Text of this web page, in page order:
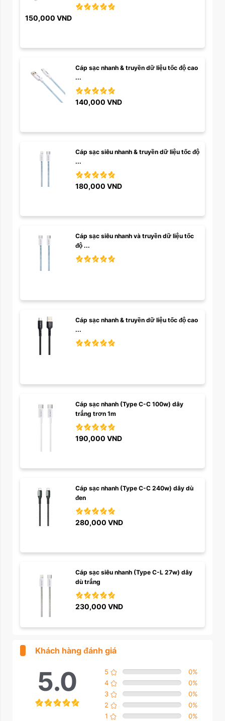
150,000 VND
Cáp sạc nhanh & truyền dữ liệu tốc độ cao
...
140,000 VND
Cáp sạc siêu nhanh & truyền dữ liệu tốc độ
...
180,000 VND
Cáp sạc siêu nhanh và truyền dữ liệu tốc
độ ...
Cáp sạc nhanh & truyền dữ liệu tốc độ cao
...
Cáp sạc nhanh (Type C-C 100w) dây
trắng trơn 1m
190,000 VND
Cáp sạc nhanh (Type C-C 240w) dây dù
đen
280,000 VND
Cáp sạc siêu nhanh (Type C-L 27w) dây
dù trắng
230,000 VND
Khách hàng đánh giá
5.0 5 0%
4
0%
3
0%
2
0%
1
0%